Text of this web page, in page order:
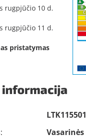
rugpjūčio 10 d.
rugpjūčio 11 d.
pristatymas
informacija
LTK115501
Vasarinės